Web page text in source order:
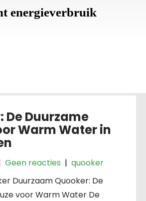
energieverbruik
De Duurzame
Warm Water in
Geen reacties | quooker
Duurzaam Quooker: De
voor Warm Water De